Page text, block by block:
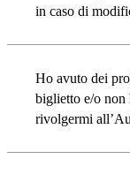
in caso di
Ho avuto dei
biglietto e/o
rivolgermi